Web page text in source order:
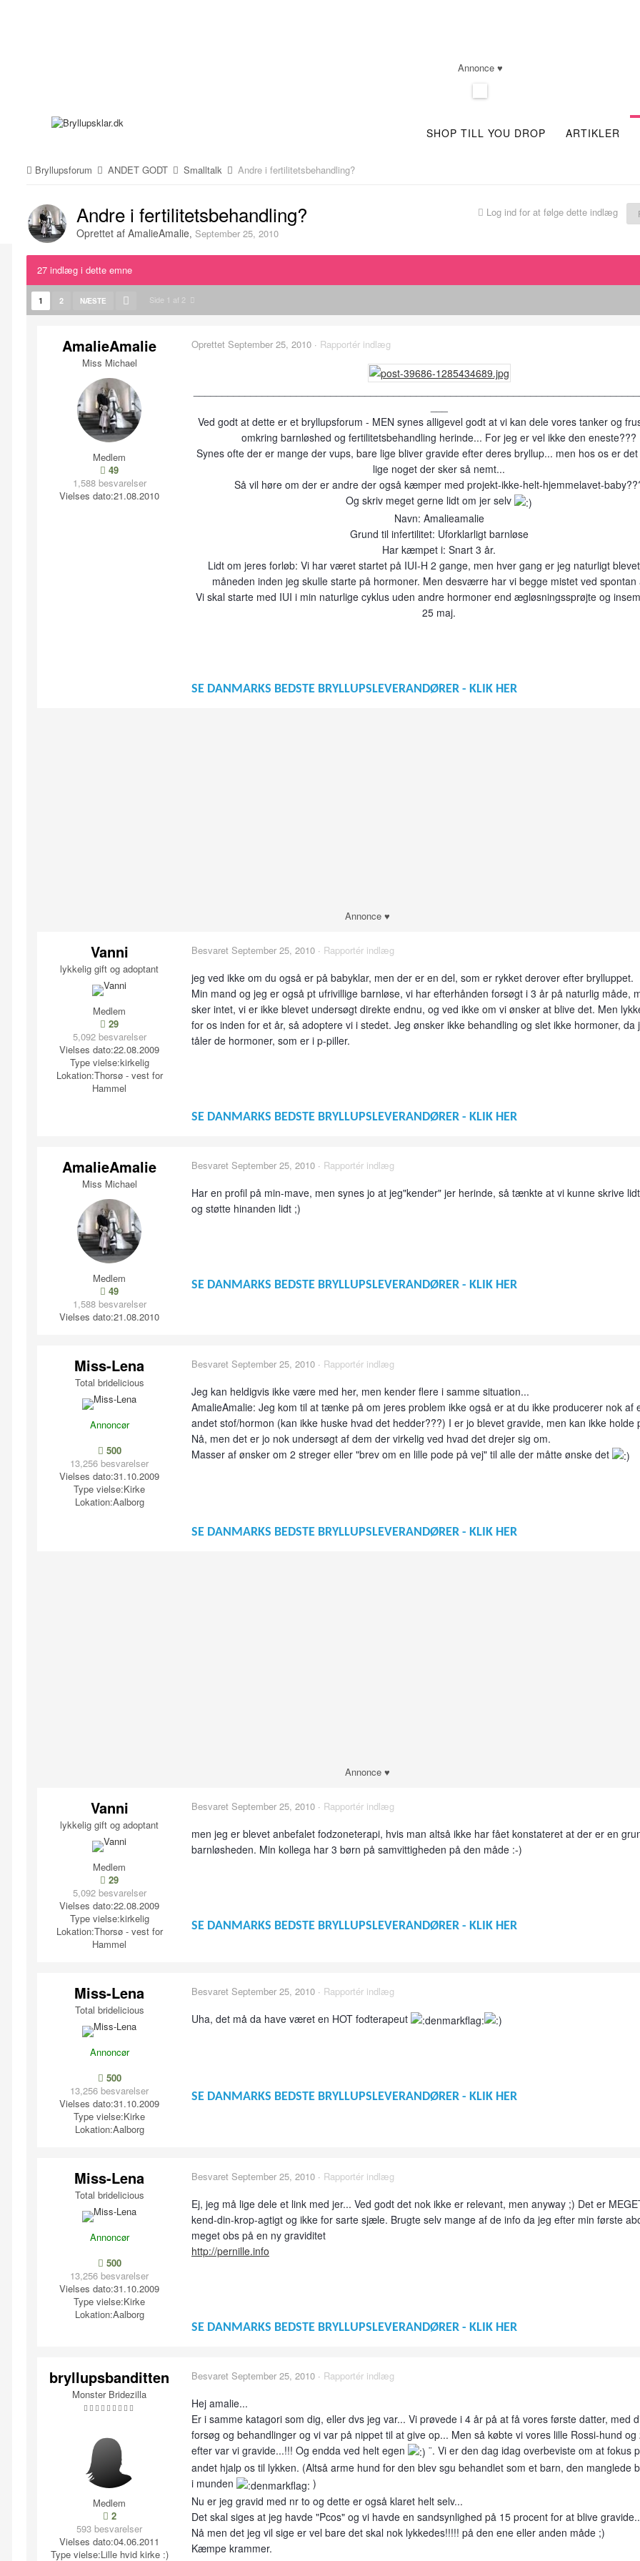
Annonce ♥
SHOP TILL YOU DROP ARTIKLER
Bryllupsforum ANDET GODT Smalltalk Andre i fertilitetsbehandling?
Log ind for at følge dette indlæg
Andre i fertilitetsbehandling?
Oprettet af AmalieAmalie, September 25, 2010
27 indlæg i dette emne
1 2 NÆSTE Side 1 af 2
AmalieAmalie
Miss Michael
Medlem
49
1,588 besvarelser
Vielses dato:21.08.2010
Oprettet September 25, 2010 · Rapportér indlæg
Ved godt at dette er et bryllupsforum - MEN synes alligevel godt at vi kan dele vores tanker og
omkring barnløshed og fertilitetsbehandling herinde... For jeg er vel ikke den eneste???
Synes ofte der er mange der vups, bare lige bliver gravide efter deres bryllup... men hos os er
lige noget der sker så nemt...
Så vil høre om der er andre der også kæmper med projekt-ikke-helt-hjemmelavet-
Og skriv meget gerne lidt om jer selv
Navn: Amalieamalie
Grund til infertilitet: Uforklarligt barnløse
Har kæmpet i: Snart 3 år.
Lidt om jeres forløb: Vi har været startet på IUI-H 2 gange, men hver gang er jeg naturligt
måneden inden jeg skulle starte på hormoner. Men desværre har vi begge mistet ved spontan
Vi skal starte med IUI i min naturlige cyklus uden andre hormoner end ægløsningssprøjte og
25 maj.
SE DANMARKS BEDSTE BRYLLUPSLEVERANDØRER - KLIK HER
Annonce ♥
Vanni
lykkelig gift og adoptant
Medlem
29
5,092 besvarelser
Vielses dato:22.08.2009
Type vielse:kirkelig
Lokation:Thorsø - vest for
Hammel
Besvaret September 25, 2010 · Rapportér indlæg
jeg ved ikke om du også er på babyklar, men der er en del, som er rykket derover efter brylluppet.
Min mand og jeg er også pt ufrivillige barnløse, vi har efterhånden forsøgt i 3 år på naturlig måde,
sker intet, vi er ikke blevet undersøgt direkte endnu, og ved ikke om vi ønsker at blive det. Men
for os inden for et år, så adoptere vi i stedet. Jeg ønsker ikke behandling og slet ikke hormoner, da
tåler de hormoner, som er i p-piller.
SE DANMARKS BEDSTE BRYLLUPSLEVERANDØRER - KLIK HER
AmalieAmalie
Miss Michael
Medlem
49
1,588 besvarelser
Vielses dato:21.08.2010
Besvaret September 25, 2010 · Rapportér indlæg
Har en profil på min-mave, men synes jo at jeg"kender" jer herinde, så tænkte at vi kunne skrive
og støtte hinanden lidt ;)
SE DANMARKS BEDSTE BRYLLUPSLEVERANDØRER - KLIK HER
Miss-Lena
Total bridelicious
Annoncør
500
13,256 besvarelser
Vielses dato:31.10.2009
Type vielse:Kirke
Lokation:Aalborg
Besvaret September 25, 2010 · Rapportér indlæg
Jeg kan heldigvis ikke være med her, men kender flere i samme situation...
AmalieAmalie: Jeg kom til at tænke på om jeres problem ikke også er at du ikke producerer nok af
andet stof/hormon (kan ikke huske hvad det hedder???) I er jo blevet gravide, men kan ikke holde
Nå, men det er jo nok undersøgt af dem der virkelig ved hvad det drejer sig om.
Masser af ønsker om 2 streger eller "brev om en lille pode på vej" til alle der måtte ønske det
SE DANMARKS BEDSTE BRYLLUPSLEVERANDØRER - KLIK HER
Annonce ♥
Vanni
lykkelig gift og adoptant
Medlem
29
5,092 besvarelser
Vielses dato:22.08.2009
Type vielse:kirkelig
Lokation:Thorsø - vest for
Hammel
Besvaret September 25, 2010 · Rapportér indlæg
men jeg er blevet anbefalet fodzoneterapi, hvis man altså ikke har fået konstateret at der er en
barnløsheden. Min kollega har 3 børn på samvittigheden på den måde :-)
SE DANMARKS BEDSTE BRYLLUPSLEVERANDØRER - KLIK HER
Miss-Lena
Total bridelicious
Annoncør
500
13,256 besvarelser
Vielses dato:31.10.2009
Type vielse:Kirke
Lokation:Aalborg
Besvaret September 25, 2010 · Rapportér indlæg
Uha, det må da have været en HOT fodterapeut
SE DANMARKS BEDSTE BRYLLUPSLEVERANDØRER - KLIK HER
Miss-Lena
Total bridelicious
Annoncør
500
13,256 besvarelser
Vielses dato:31.10.2009
Type vielse:Kirke
Lokation:Aalborg
Besvaret September 25, 2010 · Rapportér indlæg
Ej, jeg må lige dele et link med jer... Ved godt det nok ikke er relevant, men anyway ;) Det er
kend-din-krop-agtigt og ikke for sarte sjæle. Brugte selv mange af de info da jeg efter min første
meget obs på en ny graviditet
http://pernille.info
SE DANMARKS BEDSTE BRYLLUPSLEVERANDØRER - KLIK HER
bryllupsbanditten
Monster Bridezilla
Medlem
2
593 besvarelser
Vielses dato:04.06.2011
Type vielse:Lille hvid kirke :)
Besvaret September 25, 2010 · Rapportér indlæg
Hej amalie...
Er i samme katagori som dig, eller dvs jeg var... Vi prøvede i 4 år på at få vores første datter, med
forsøg og behandlinger og vi var på nippet til at give op... Men så købte vi vores lille Rossi-hund og
efter var vi gravide...!!! Og endda ved helt egen
¨. Vi er den dag idag overbeviste om at fokus
andet hjalp os til lykken. (Altså arme hund for den blev sgu behandlet som et barn, den manglede
i munden
)
Nu er jeg gravid med nr to og dette er også klaret helt selv...
Det skal siges at jeg havde "Pcos" og vi havde en sandsynlighed på 15 procent for at blive
Nå men det jeg vil sige er vel bare det skal nok lykkedes!!!!! på den ene eller anden måde ;)
Kæmpe krammer.